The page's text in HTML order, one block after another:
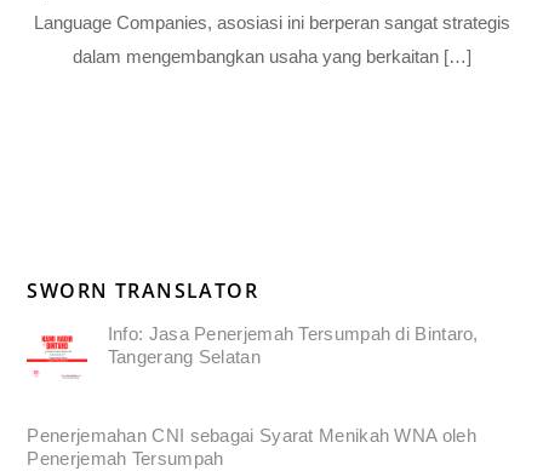
Language Companies, asosiasi ini berperan sangat strategis
dalam mengembangkan usaha yang berkaitan […]
SWORN TRANSLATOR
Info: Jasa Penerjemah Tersumpah di Bintaro,
Tangerang Selatan
Penerjemahan CNI sebagai Syarat Menikah WNA oleh
Penerjemah Tersumpah